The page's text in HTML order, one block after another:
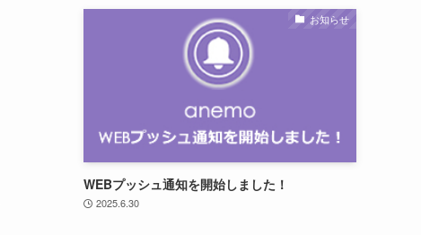
お知らせ
WEBプッシュ通知を開始しました！
2025.6.30